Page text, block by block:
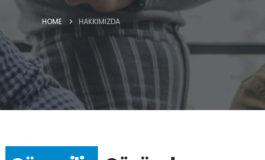
HOME HAKKIMIZDA